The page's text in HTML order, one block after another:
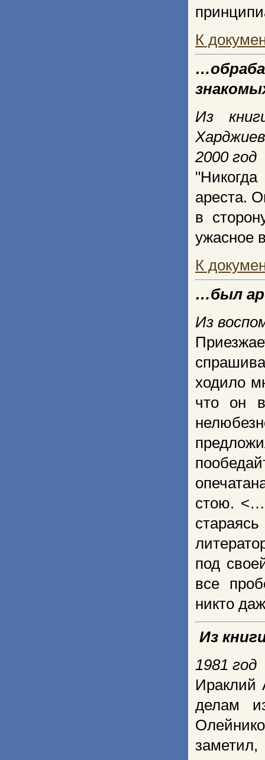
К
Из
2000 год
ареста.
в
ужасное
К
…был
Из
ходило
что он
стою.
под
все
никто
Из
1981 год
Ираклий
делам